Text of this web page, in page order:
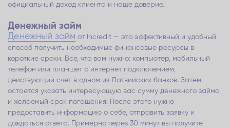
официальный доход клиента и наше доверие.
Денежный займ
Денежный займ от Inсredit — это эффективный и удобный
способ получить необходимые финансовые ресурсы в
короткие сроки. Все, что вам нужно: компьютер, мобильный
телефон или планшет с интернет подключением,
действующий счет в одном из Латвийских банков. Затем
остается указать интересующую вас сумму денежного займа
и желаемый срок погашения. После этого нужно
предоставить информацию о себе, отправить заявку и
дождаться ответа. Примерно через 30 минут вы получите